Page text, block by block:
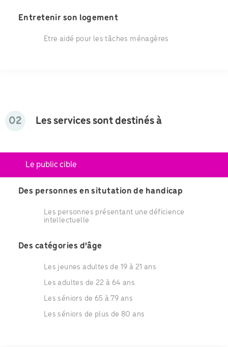
Entretenir son logement
Etre aidé pour les tâches ménagères
02 Les services sont destinés à
Le public cible
Des personnes en situtation de handicap
Les personnes présentant une déficience
intellectuelle
Des catégories d'âge
Les jeunes adultes de 19 à 21 ans
Les adultes de 22 à 64 ans
Les séniors de 65 à 79 ans
Les séniors de plus de 80 ans